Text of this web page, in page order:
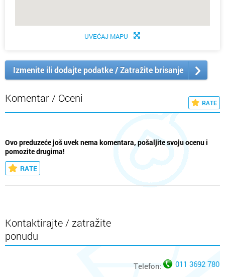
UVEĆAJ MAPU
Izmenite ili dodajte podatke / Zatražite brisanje
Komentar / Oceni RATE
Ovo preduzeće još uvek nema komentara, pošaljite svoju ocenu i
pomozite drugima!
RATE
Kontaktirajte / zatražite
ponudu
Telefon: 011 3692 780